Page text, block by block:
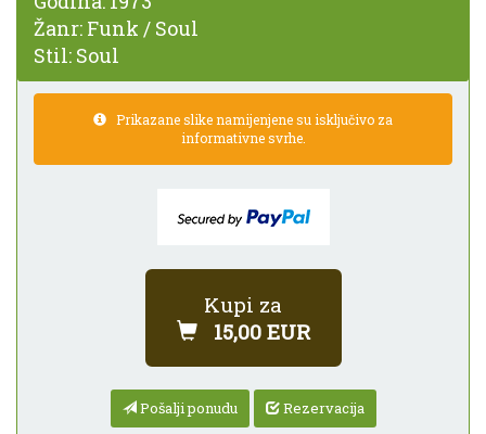
Žanr: Funk / Soul
Stil: Soul
Prikazane slike namijenjene su isključivo za
informativne svrhe.
Kupi za
15,00 EUR
Pošalji ponudu Rezervacija